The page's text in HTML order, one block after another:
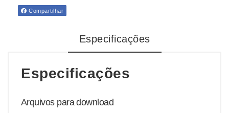
Compartilhar
Especificações
Especificações
Arquivos para download